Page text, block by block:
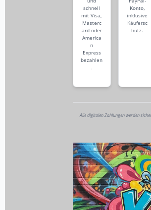
schnell
mit Visa,
Masterc
ard oder
America
n
Express
bezahlen
.
Konto,
inklusive
Käufersc
hutz.
Alle digitalen Zahlungen werden